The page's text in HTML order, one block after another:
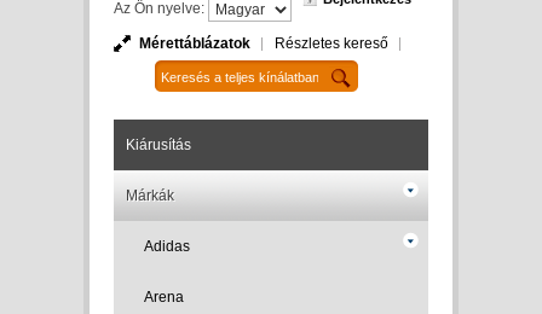
Az Ön nyelve:
Mérettáblázatok Részletes kereső
Kiárusítás
Márkák
Adidas
Arena